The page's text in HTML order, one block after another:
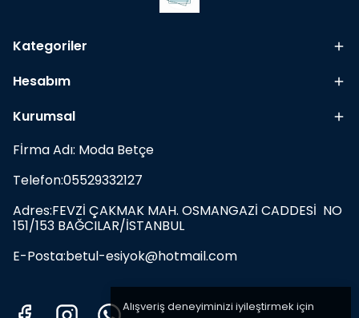
Alışveriş deneyiminizi iyileştirmek için
Kategoriler
Hesabım
Kurumsal
Fİrma Adı: Moda Betçe
Telefon:05529332127
Adres:FEVZİ ÇAKMAK MAH. OSMANGAZİ CADDESİ NO
151/153 BAĞCILAR/İSTANBUL
E-Posta:betul-esiyok@hotmail.com